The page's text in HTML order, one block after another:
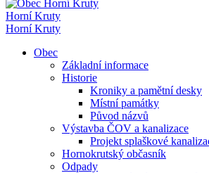
Horní Kruty
Horní Kruty
Obec
Základní informace
Historie
Kroniky a pamětní desky
Místní památky
Původ názvů
Výstavba ČOV a kanalizace
Projekt splaškové
Hornokrutský občasník
Odpady